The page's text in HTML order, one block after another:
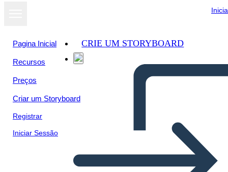
Pagina Inicial
Recursos
Preços
Criar um Storyboard
Registrar
Iniciar Sessão
CRIE UM STORYBOARD